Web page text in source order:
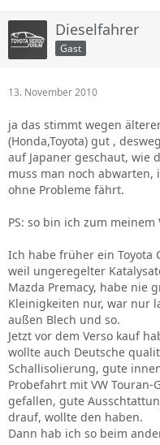
Dieselfahrer
Gast
13. November 2010
ja das stimmt wegen
(Honda,Toyota) gut ,
auf Japaner geschaut, wie
muss man noch abwarten,
ohne Probleme fährt.
PS: so bin ich zum
Ich habe früher ein Toyota
weil ungeregelter
Mazda Premacy, habe nie
Kleinigkeiten nur, war nur
außen Blech und so.
Jetzt vor dem Verso kauf
wollte auch Deutsche
Schallisolierung, gute
Probefahrt mit VW
gefallen, gute
drauf, wollte den haben.
Dann hab ich so beim